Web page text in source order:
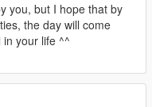
you, but I hope that by
the day will come
in your life ^^